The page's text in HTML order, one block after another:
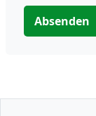
Absenden